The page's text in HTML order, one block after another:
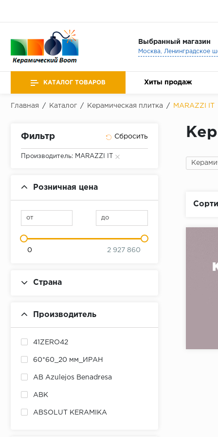
Выбранный магазин
КАТАЛОГ ТОВАРОВ Хиты продаж
Главная / Каталог / Керамическая плитка / MARAZZI IT
Фильтр
Производитель: MARAZZI IT
Розничная цена
от до
0 2 927 860
Страна
Производитель
41ZERO42
60*60_20 мм_ИРАН
AB Azulejos Benadresa
ABK
ABSOLUT KERAMIKA